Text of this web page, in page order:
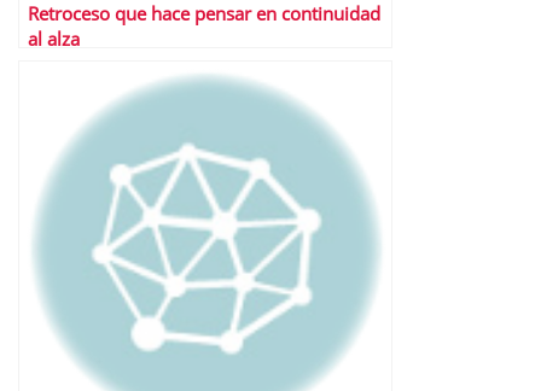
Retroceso que hace pensar en continuidad
al alza